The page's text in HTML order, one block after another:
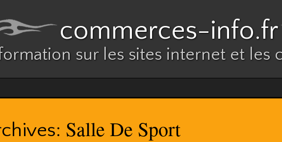
commerces-info.fr
sur les sites internet et les
Salle De Sport